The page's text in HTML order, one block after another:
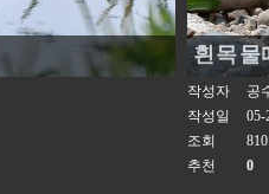
흰목물
작성자
공
작성일
05-
조회
810
추천
0